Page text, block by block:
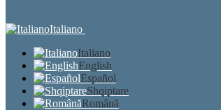
Italiano
Italiano
English
Español
Shqiptare
Română